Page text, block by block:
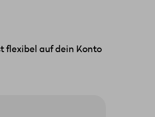
flexibel auf dein Konto